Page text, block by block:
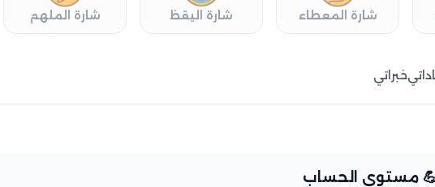
شارة المعطاء شارة اليقظ شارة الملهم
خبراتي
مستوى الحساب